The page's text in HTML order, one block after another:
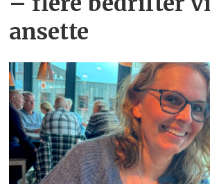
ansette